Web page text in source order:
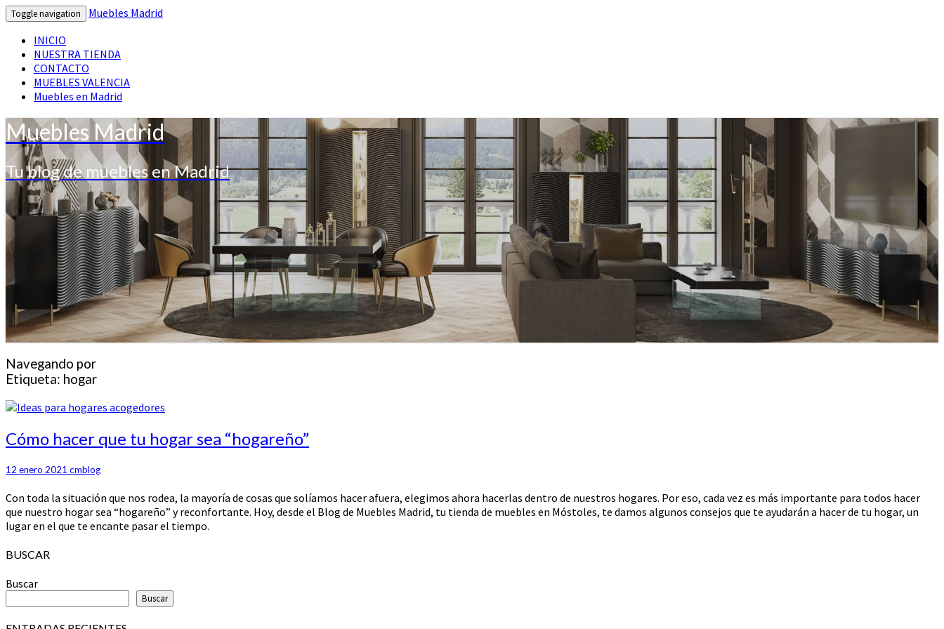
Toggle navigation
Muebles Madrid
INICIO
NUESTRA TIENDA
CONTACTO
MUEBLES VALENCIA
Muebles en Madrid
Muebles Madrid
Tu blog de muebles en Madrid
Navegando por
Etiqueta: hogar
Cómo
hacer
tu
sea
“hogareño”
Cómo hacer que tu hogar sea “hogareño”
12 enero 2021 cmblog
Con toda la situación que nos rodea, la mayoría de cosas que solíamos hacer afuera, elegimos ahora hacerlas dentro de nuestros hogares. Por eso, cada vez es más importante para todos hacer
que nuestro hogar sea “hogareño” y reconfortante. Hoy, desde el Blog de Muebles Madrid, tu tienda de muebles en Móstoles, te damos algunos consejos que te ayudarán a hacer de tu hogar, un
lugar en el que te encante pasar el tiempo.
BUSCAR
Buscar
Buscar